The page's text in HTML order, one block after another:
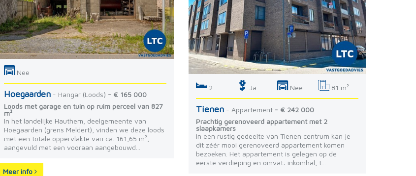
Nee
Hoegaarden - Hangar (Loods) - € 165 000
Loods met garage en tuin op ruim perceel van 827
m²
In het landelijke Hauthem, deelgemeente van
Hoegaarden (grens Meldert), vinden we deze loods
met een totale oppervlakte van ca. 161,65 m²,
aangevuld met een vooraan aangebouwd...
Meer info
2 Ja Nee 81 m²
Tienen - Appartement - € 242 000
Prachtig gerenoveerd appartement met 2
slaapkamers
In een rustig gedeelte van Tienen centrum kan je
dit zéér mooi gerenoveerd appartement komen
bezoeken. Het appartement is gelegen op de
eerste verdieping en omvat: inkomhal, t...